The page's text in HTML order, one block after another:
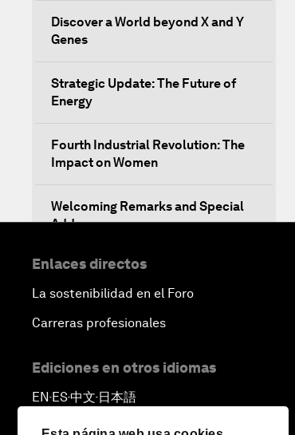
Discover a World beyond X and Y
Genes
Strategic Update: The Future of
Energy
Fourth Industrial Revolution: The
Impact on Women
Welcoming Remarks and Special
Address
Opening Plenary with Xi Jinping,
President of the People’s Republic
of China
Fourth Industrial Revolution?
An Insight, An Idea with Matt
Damon and Gary White
Enlaces directos
La sostenibilidad en el Foro
Carreras profesionales
Ediciones en otros idiomas
EN ▪ES▪中文▪ 日本語